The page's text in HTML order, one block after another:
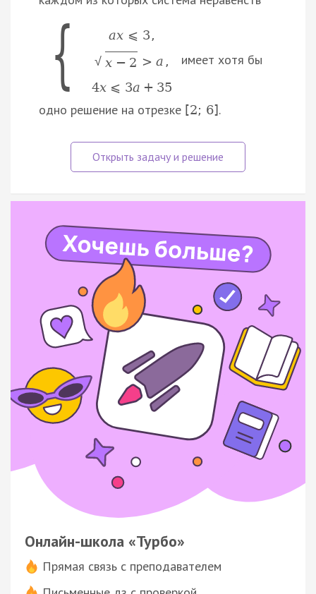
{ ax ⩽ 3,
√ x − 2 > a ,
4x ⩽ 3a + 35
имеет хотя бы
одно решение на отрезке [2; 6].
Онлайн-школа «Турбо»
Прямая связь с преподавателем